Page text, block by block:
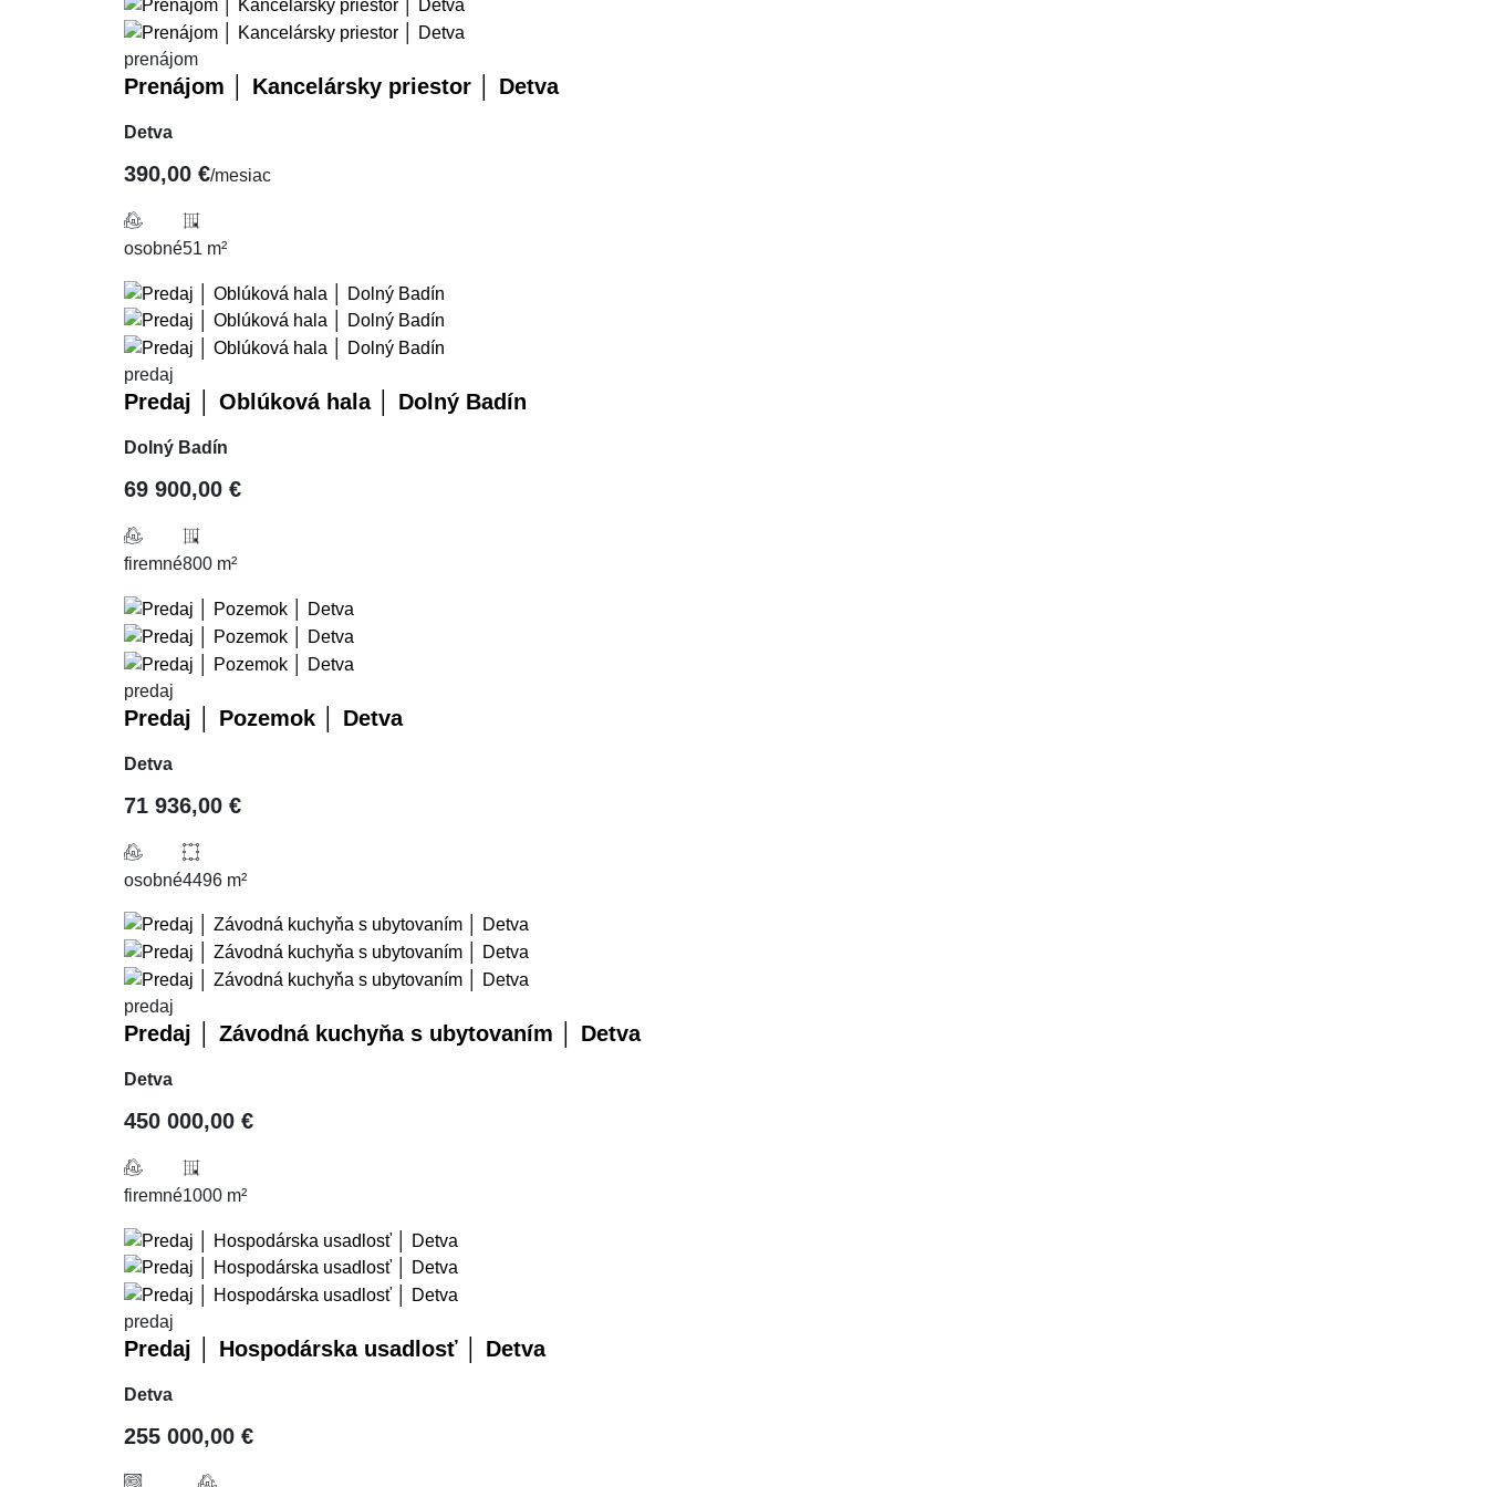
prenájom
Prenájom │ Kancelársky priestor │ Detva
Detva
390,00 €/mesiac
osobné51 m²
predaj
Predaj │ Oblúková hala │ Dolný Badín
Dolný Badín
69 900,00 €
firemné800 m²
predaj
Predaj │ Pozemok │ Detva
Detva
71 936,00 €
osobné4496 m²
predaj
Predaj │ Závodná kuchyňa s ubytovaním │ Detva
Detva
450 000,00 €
firemné1000 m²
predaj
Predaj │ Hospodárska usadlosť │ Detva
Detva
255 000,00 €